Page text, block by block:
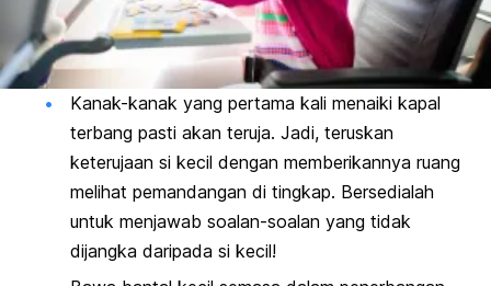
Kanak-kanak yang pertama kali menaiki kapal
terbang pasti akan teruja. Jadi, teruskan
keterujaan si kecil dengan memberikannya ruang
melihat pemandangan di tingkap. Bersedialah
untuk menjawab soalan-soalan yang tidak
dijangka daripada si kecil!